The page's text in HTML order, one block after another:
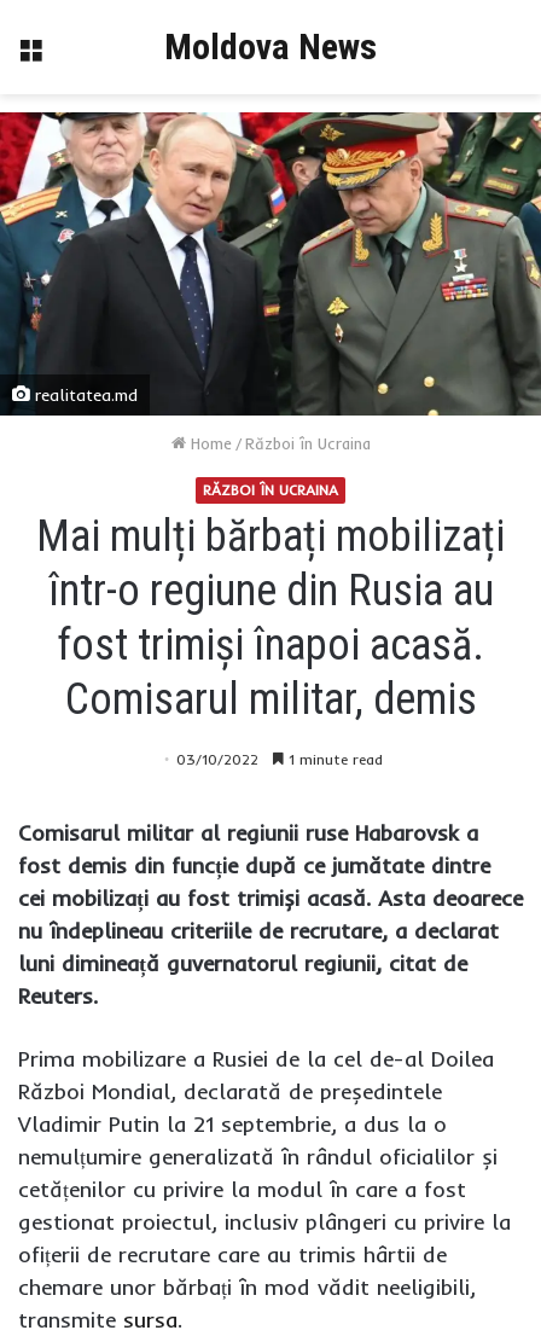
Menu Moldova News
realitatea.md
Home / Război în Ucraina
RĂZBOI ÎN UCRAINA
Mai mulți bărbați mobilizați
într-o regiune din Rusia au
fost trimiși înapoi acasă.
Comisarul militar, demis
03/10/2022 1 minute read
Comisarul militar al regiunii ruse Habarovsk a
fost demis din funcție după ce jumătate dintre
cei mobilizați au fost trimiși acasă. Asta deoarece
nu îndeplineau criteriile de recrutare, a declarat
luni dimineață guvernatorul regiunii, citat de
Reuters.
Prima mobilizare a Rusiei de la cel de-al Doilea
Război Mondial, declarată de președintele
Vladimir Putin la 21 septembrie, a dus la o
nemulțumire generalizată în rândul oficialilor și
cetățenilor cu privire la modul în care a fost
gestionat proiectul, inclusiv plângeri cu privire la
ofițerii de recrutare care au trimis hârtii de
chemare unor bărbați în mod vădit neeligibili,
transmite sursa.